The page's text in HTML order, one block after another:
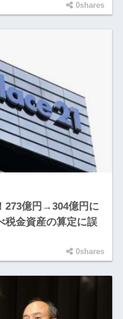
0shares
273億円→304億円に
税金資産の算定に誤
0shares